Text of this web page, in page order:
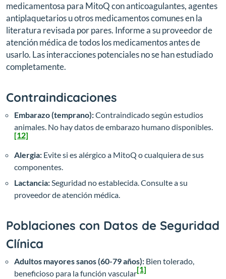
medicamentosa para MitoQ con anticoagulantes, agentes
antiplaquetarios u otros medicamentos comunes en la
literatura revisada por pares. Informe a su proveedor de
atención médica de todos los medicamentos antes de
usarlo. Las interacciones potenciales no se han estudiado
completamente.
Contraindicaciones
Embarazo (temprano):Contraindicado según estudios
animales. No hay datos de embarazo humano disponibles.
[12]
Alergia: Evite si es alérgico a MitoQ o cualquiera de sus
componentes.
Lactancia:Seguridad no establecida. Consulte a su
proveedor de atención médica.
Poblaciones con Datos de Seguridad
Clínica
Adultos mayores sanos (60-79 años): Bien tolerado,
beneficioso para la función vascular[1]